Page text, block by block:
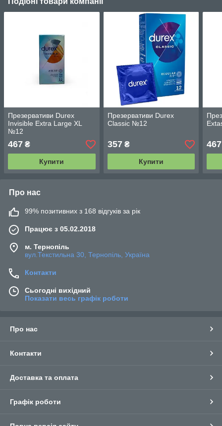
Презервативи Durex
Invisible Extra Large XL
№12
467 ₴
Купити
Презервативи Durex
Classic №12
357₴
Купити
467
Про нас
99% позитивних з 168 відгуків за рік
Працює з 05.02.2018
м. Тернопіль
вул.Текстильна 30, Тернопіль, Україна
Контакти
Сьогодні вихідний
Показати весь графік роботи
Про нас
Контакти
Доставка та оплата
Графік роботи